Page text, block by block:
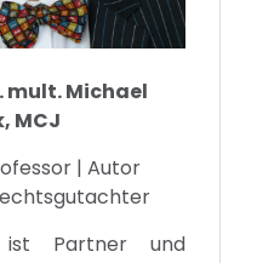
mult. Michael
MCJ
| Autor
ist Partner und